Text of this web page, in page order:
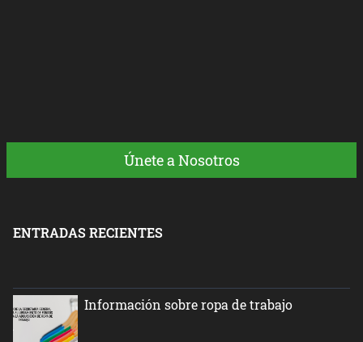
Únete a Nosotros
ENTRADAS RECIENTES
Información sobre ropa de trabajo